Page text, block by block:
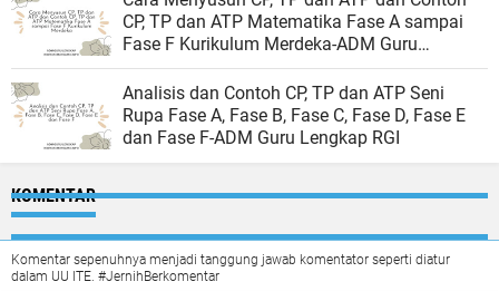
CP, TP dan ATP Matematika Fase A sampai
Fase F Kurikulum Merdeka-ADM Guru
Lengkap RGI
Analisis dan Contoh CP, TP dan ATP Seni
Rupa Fase A, Fase B, Fase C, Fase D, Fase E
dan Fase F-ADM Guru Lengkap RGI
KOMENTAR
Komentar sepenuhnya menjadi tanggung jawab komentator seperti diatur
dalam UU ITE. #JernihBerkomentar